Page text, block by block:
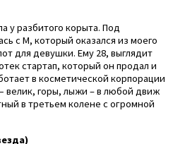
у разбитого корыта. Под
с М, который оказался из моего
для девушки. Ему 28, выглядит
стартап, который он продал и
в косметической корпорации
велик, горы, лыжи – в любой движ
в третьем колене с огромной